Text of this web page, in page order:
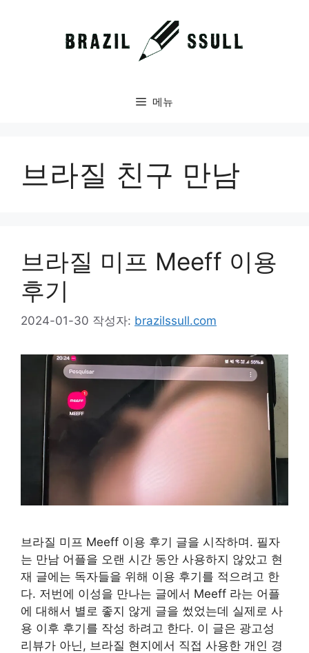
메뉴
브라질 친구 만남
브라질 미프 Meeff 이용
후기
2024-01-30 작성자: brazilssull.com
브라질 미프 Meeff 이용 후기 글을 시작하며. 필자
는 만남 어플을 오랜 시간 동안 사용하지 않았고 현
재 글에는 독자들을 위해 이용 후기를 적으려고 한
다. 저번에 이성을 만나는 글에서 Meeff 라는 어플
에 대해서 별로 좋지 않게 글을 썼었는데 실제로 사
용 이후 후기를 작성 하려고 한다. 이 글은 광고성
리뷰가 아닌, 브라질 현지에서 직접 사용한 개인 경